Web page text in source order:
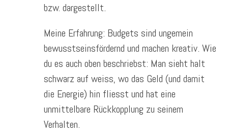
bzw. dargestellt.
Meine Erfahrung: Budgets sind ungemein
bewusstseinsfördernd und machen kreativ. Wie
du es auch oben beschriebst: Man sieht halt
schwarz auf weiss, wo das Geld (und damit
die Energie) hin fliesst und hat eine
unmittelbare Rückkopplung zu seinem
Verhalten.